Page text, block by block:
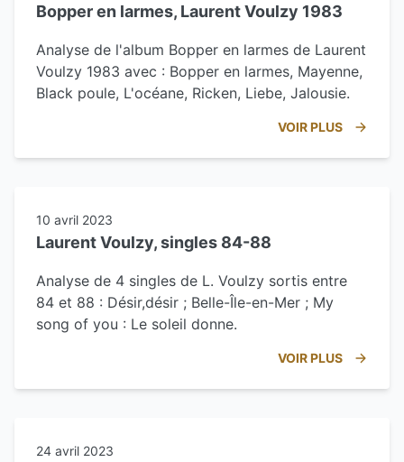
Bopper en larmes, Laurent Voulzy 1983
Analyse de l'album Bopper en larmes de Laurent
Voulzy 1983 avec : Bopper en larmes, Mayenne,
Black poule, L'océane, Ricken, Liebe, Jalousie.
VOIR PLUS
10 avril 2023
Laurent Voulzy, singles 84-88
Analyse de 4 singles de L. Voulzy sortis entre
84 et 88 : Désir,désir ; Belle-Île-en-Mer ; My
song of you : Le soleil donne.
VOIR PLUS
24 avril 2023